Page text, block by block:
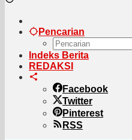
Pencarian
Indeks Berita
REDAKSI
Facebook
Twitter
Pinterest
RSS